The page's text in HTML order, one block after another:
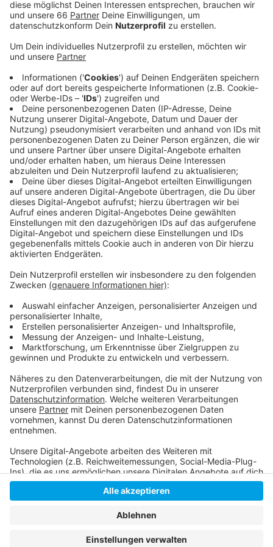
Seenotrettung im Mittelmeer als "Shuttleservice
nach Europa" bezeichnet.
Veröffentlicht:Freitag, 26.07.2019 06:20
Anzeige
Wir haben mit Politikprofessor Stefan Marschall von
der Heine-Universität über die Veranstaltung
gesprochen. Er sagt: Maaßen gehe es mittlerweile
hauptsächlich um die Provokation. So eine Einladung
sei auch ein Signal nach außen, gegen die Führung der
CDU und damit gegen die Politik von Angela Merkel
und Annegret Kramp-Karrenbauer. Düsseldorfer
Bundestagsabgeordnete kritisieren die Veranstaltung
in Garath. SPD-Chef Rimkus nennt sie eine
ungeheuerliche Provokation. FDP-Chefin Strack-
Zimmermann sagt: Maaßens rechte Ansichten seien
keine Lösung für politische Probleme. Für die
Vorsitzende der CDU-Frauenunion Silvia Panthel ist der
Abend dagegen eine ganz normale politische
Diskussion über die innere Sicherheit.
Anzeige
Anzeige